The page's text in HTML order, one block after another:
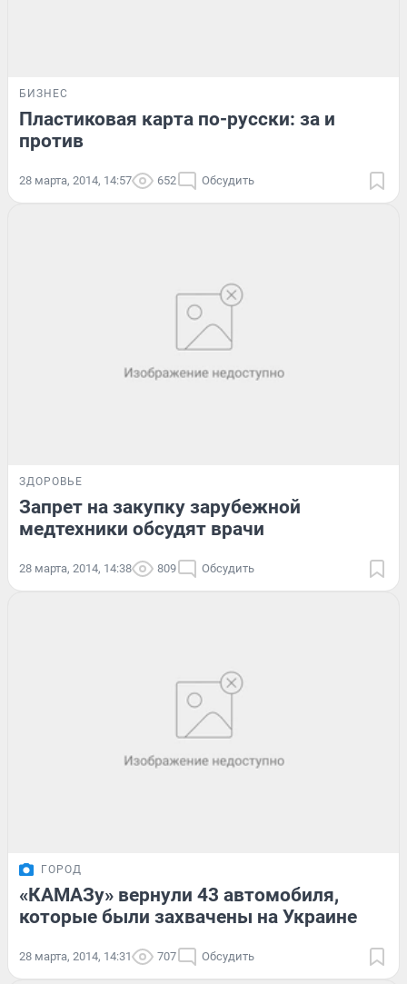
БИЗНЕС
Пластиковая карта по-русски: за и
против
28 марта, 2014, 14:57 652 Обсудить
ЗДОРОВЬЕ
Запрет на закупку зарубежной
медтехники обсудят врачи
28 марта, 2014, 14:38 809 Обсудить
ГОРОД
«КАМАЗу» вернули 43 автомобиля,
которые были захвачены на Украине
28 марта, 2014, 14:31 707 Обсудить